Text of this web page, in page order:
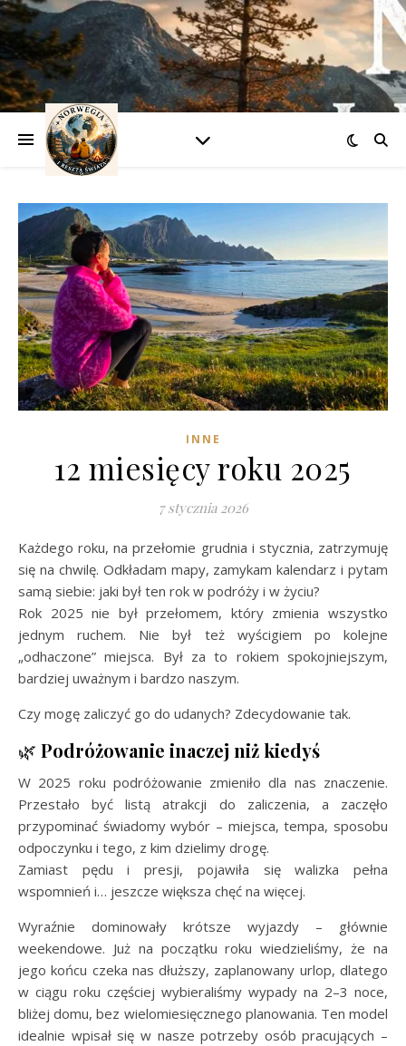
INNE
12 miesięcy roku 2025
7 stycznia 2026
Każdego roku, na przełomie grudnia i stycznia, zatrzymuję
się na chwilę. Odkładam mapy, zamykam kalendarz i pytam
samą siebie: jaki był ten rok w podróży i w życiu?
Rok 2025 nie był przełomem, który zmienia wszystko
jednym ruchem. Nie był też wyścigiem po kolejne
„odhaczone” miejsca. Był za to rokiem spokojniejszym,
bardziej uważnym i bardzo naszym.
Czy mogę zaliczyć go do udanych? Zdecydowanie tak.
🌿 Podróżowanie inaczej niż kiedyś
W 2025 roku podróżowanie zmieniło dla nas znaczenie.
Przestało być listą atrakcji do zaliczenia, a zaczęło
przypominać świadomy wybór – miejsca, tempa, sposobu
odpoczynku i tego, z kim dzielimy drogę.
Zamiast pędu i presji, pojawiła się walizka pełna
wspomnień i… jeszcze większa chęć na więcej.
Wyraźnie dominowały krótsze wyjazdy – głównie
weekendowe. Już na początku roku wiedzieliśmy, że na
jego końcu czeka nas dłuższy, zaplanowany urlop, dlatego
w ciągu roku częściej wybieraliśmy wypady na 2–3 noce,
bliżej domu, bez wielomiesięcznego planowania. Ten model
idealnie wpisał się w nasze potrzeby osób pracujących –